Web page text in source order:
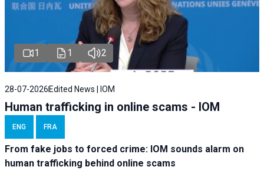
1 1 2
28-07-2026 Edited News | IOM
Human trafficking in online scams - IOM
ENG FRA
From fake jobs to forced crime: IOM sounds alarm on
human trafficking behind online scams